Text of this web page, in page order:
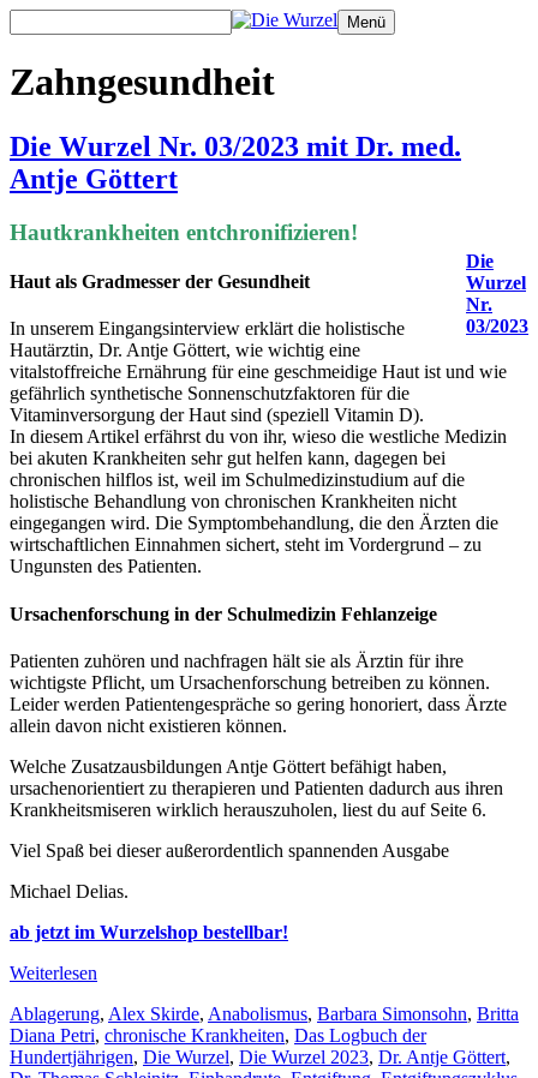
Inhalt
Menü
Zahngesundheit
Die Wurzel Nr. 03/2023 mit Dr. med.
Antje Göttert
Die
Wurzel
Nr.
03/2023
Hautkrankheiten entchronifizieren!
Haut als Gradmesser der Gesundheit
In unserem Eingangsinterview erklärt die holistische
Hautärztin, Dr. Antje Göttert, wie wichtig eine
vitalstoffreiche Ernährung für eine geschmeidige Haut ist und wie
gefährlich synthetische Sonnenschutzfaktoren für die
Vitaminversorgung der Haut sind (speziell Vitamin D).
In diesem Artikel erfährst du von ihr, wieso die westliche Medizin
bei akuten Krankheiten sehr gut helfen kann, dagegen bei
chronischen hilflos ist, weil im Schulmedizinstudium auf die
holistische Behandlung von chronischen Krankheiten nicht
eingegangen wird. Die Symptombehandlung, die den Ärzten die
wirtschaftlichen Einnahmen sichert, steht im Vordergrund – zu
Ungunsten des Patienten.
Ursachenforschung in der Schulmedizin Fehlanzeige
Patienten zuhören und nachfragen hält sie als Ärztin für ihre
wichtigste Pflicht, um Ursachenforschung betreiben zu können.
Leider werden Patientengespräche so gering honoriert, dass Ärzte
allein davon nicht existieren können.
Welche Zusatzausbildungen Antje Göttert befähigt haben,
ursachenorientiert zu therapieren und Patienten dadurch aus ihren
Krankheitsmiseren wirklich herauszuholen, liest du auf Seite 6.
Viel Spaß bei dieser außerordentlich spannenden Ausgabe
Michael Delias.
ab jetzt im Wurzelshop bestellbar!
Weiterlesen
Schlagwörter
Ablagerung, Alex Skirde, Anabolismus, Barbara Simonsohn, Britta
Diana Petri, chronische Krankheiten, Das Logbuch der
Hundertjährigen, Die Wurzel, Die Wurzel 2023, Dr. Antje Göttert,